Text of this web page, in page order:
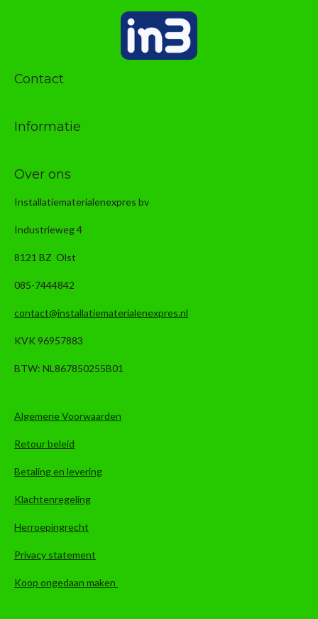
Contact
Informatie
Over ons
Installatiematerialenexpres bv
Industrieweg 4
8121 BZ Olst
085-7444842
contact@installatiematerialenexpres.nl
KVK 96957883
BTW: NL867850255B01
Algemene Voorwaarden
Retour beleid
Betaling en levering
Klachtenregeling
Herroepingrecht
Privacy statement
Koop ongedaan maken